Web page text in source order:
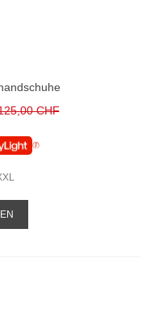
CHF